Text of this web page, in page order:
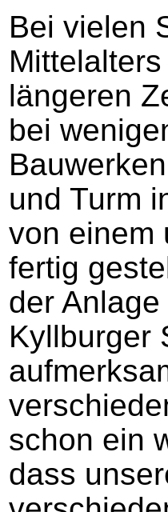
Bei vielen
längeren
bei
und Turm
von einem
fertig
der
Kyllburger
schon ein
dass